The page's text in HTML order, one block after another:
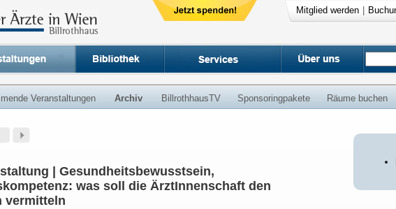
Mitglied werden
Veranstaltungen Archiv BillrothhausTV Sponsoringpakete Räume buchen
| Gesundheitsbewusstsein,
was soll die ÄrztInnenschaft den
vermitteln